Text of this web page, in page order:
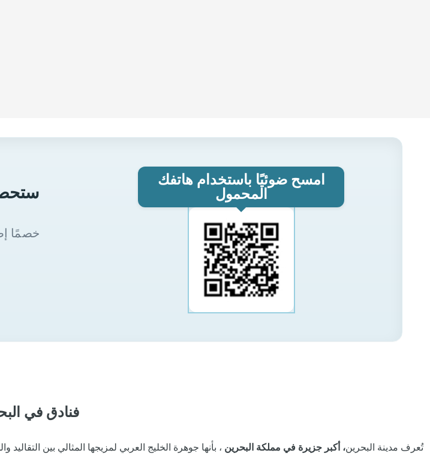
امسح ضوئيًا باستخدام هاتفك
المحمول
فنادق في
تُعرف مدينة البحرين، أكبر جزيرة في مملكة البحرين ، بأنها جوهرة الخليج العربي لمزيجها المثالي بين